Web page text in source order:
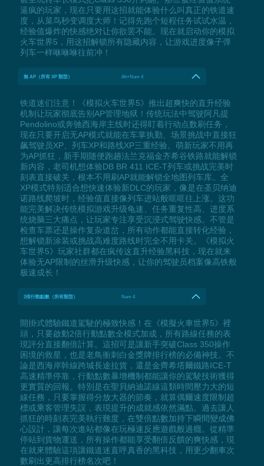
逼疯的玩家，现在只要用这招就能体验什么叫真正的铁道速
度，从菜鸟秒变调度大师！记得先跑个短程任务试试水温，
经验值爆炸的快感绝对让你欲罢不能。现在就启动你的模拟
火车世界5，用这招解锁所有隐藏内容，让游戏进度像子弹
列车一样咻咻咻往前冲！
無 AP（所有 XP 類型） Alt+Num 4
铁道迷们注意！《模拟火车世界5》推出超爽快的直升经验
机制让玩家彻底告别AP管理地狱！传统玩法中驾驶阿凡提
Pendolino或奔驰西海岸主线时还得盯着行动点数刷任务，
现在只要开启无AP模式就能在车掌执勤、场景挑战中直接狂
飙驾驶员XP、列车XP和路线XP三重经验。萌新玩家不用再
为AP抓狂，新手期随便跑趟法兰克福金齐希谷铁路就能解锁
新内容，老司机想体验DB BR 411 ICE-T列车或挑战完美时
刻表直接破关，根本不用刷AP就能解锁全地图列车库。全
XP模式特别适合想快速体验新DLC的玩家，像是在圣贝纳迪
诺路线爬坡时，经验值直接像列车进站般哐哐往上涨。这功
能完美解决传统模拟游戏升级龟速、任务重复性高、进度系
统烧脑三大痛点，让玩家专注享受沉浸式驾驶快感。不管是
检查车票还是操作复杂道岔，所有动作都能直接转化经验，
想解锁新涂装或挑战高难度路线时完全不用卡关。《模拟火
车世界5》玩家社群都在疯传这直升经验黑科技，现在就来
体验无AP限制的丝滑升级快感，让你的驾驶员档案像高铁般
极速成长！
2倍行動點數（所有類型） Num 4
開掛式體驗鐵道駕駛的極致快感！在《模擬火車世界5》裡
頭，只要啟動2倍行動點數全模式加成，所有路線任務的表
現評分直接翻倍計算。這招可是讓新手突破Class 350操作
困境的救星，也是老鳥衝刺白金獎牌排行榜的必備神技。不
論是西海岸幹線跨城長途拉貨，還是金齊希塔爾鐵路ICE-T
高速精準停靠，行動點數暴增機制都能讓你的駕駛技術獲得
更實質的回報。特別是在聖貝納迪諾線這類時間壓力大的短
線任務，只要掌握得分放大器的節奏，就算偶爾速度限制超
標或乘客管理失誤，表現提升的成就感依然滿點。過去讓人
抓狂的時刻表完美執行難度，在雙倍點數加持下瞬間變成佛
心設計，讓每次進站都像在玩極速反應遊戲般過癮。從精準
停站到貨物運送，所有操作都能享受翻倍反饋的爽快感，現
在就來體驗這項讓鐵道迷直呼真香的黑科技，用更少翻車次
數刷出更高排行榜名次吧！